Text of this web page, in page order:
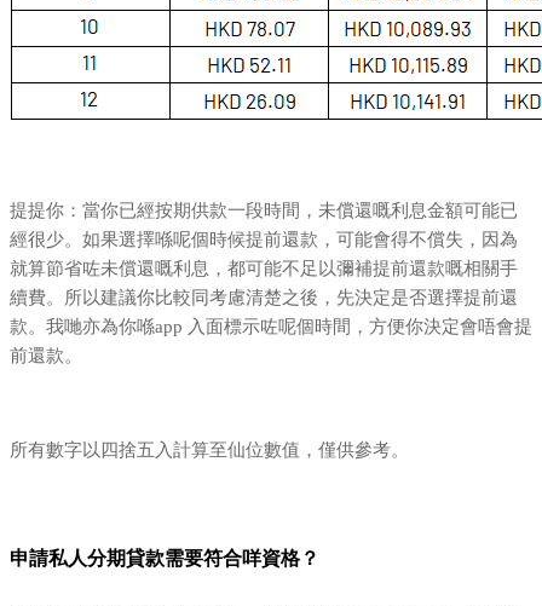
提提你：當你已經按期供款一段時間，未償還嘅利息金額可能已
經很少。如果選擇喺呢個時候提前還款，可能會得不償失，因為
就算節省咗未償還嘅利息，都可能不足以彌補提前還款嘅相關手
續費。所以建議你比較同考慮清楚之後，先決定是否選擇提前還
款。我哋亦為你喺app 入面標示咗呢個時間，方便你決定會唔會提
前還款。
所有數字以四捨五入計算至仙位數值，僅供參考。
申請私人分期貸款需要符合咩資格？